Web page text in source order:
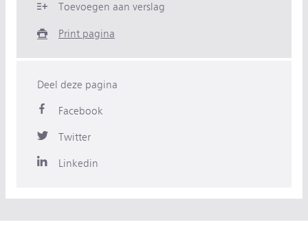
Toevoegen aan verslag
Print pagina
Deel deze pagina
Facebook
Twitter
Linkedin